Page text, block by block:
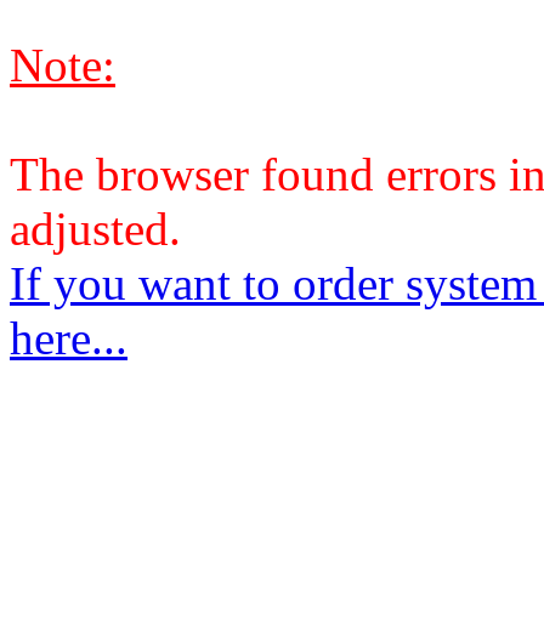
Note:
The browser found errors
adjusted.
If you want to order
here...